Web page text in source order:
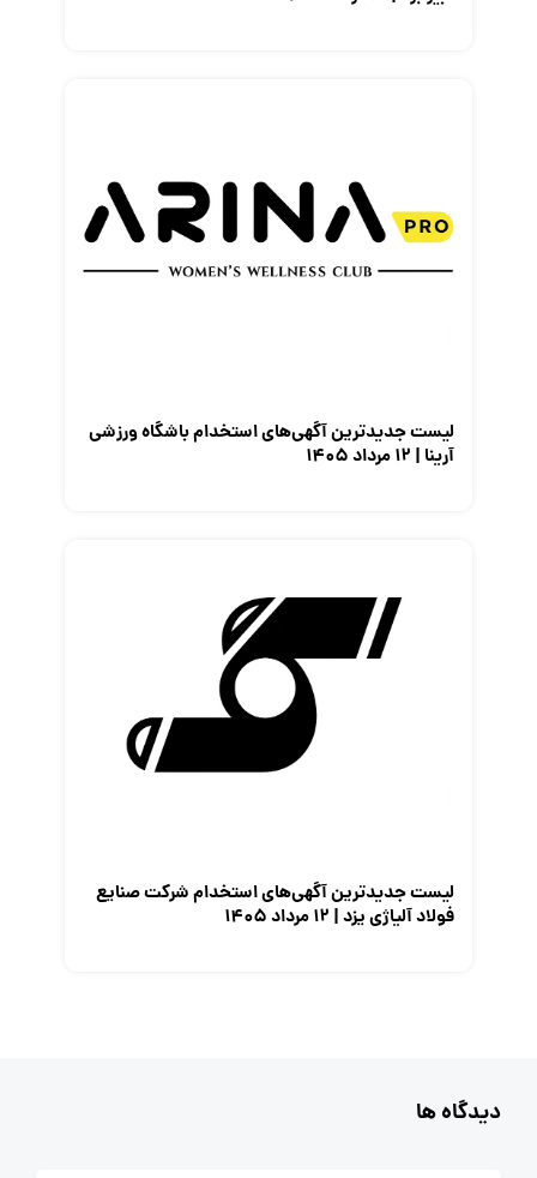
لیست جدیدترین آگهی‌های استخدام باشگاه ورزشی
آرینا | ۱۲ مرداد ۱۴۰۵
لیست جدیدترین آگهی‌های استخدام شرکت صنایع
فولاد آلیاژی یزد | ۱۲ مرداد ۱۴۰۵
دیدگاه ها